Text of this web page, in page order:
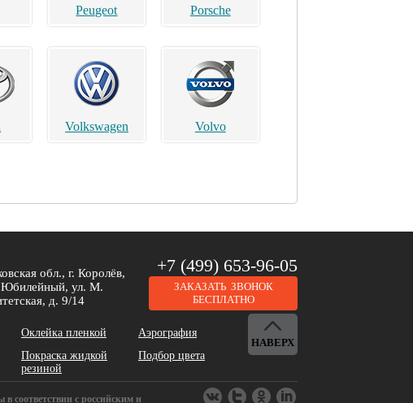
Peugeot Porsche
Volkswagen Volvo
DeLorean Dodge
обл., г. Королёв,
ул. М.
д. 9/14
+7 (499) 653-96-05
ЗАКАЗАТЬ ЗВОНОК
БЕСПЛАТНО
Оклейка пленкой
Аэрография
Покраска жидкой
резиной
Подбор цвета
НАВЕРХ
соответствии с российским и